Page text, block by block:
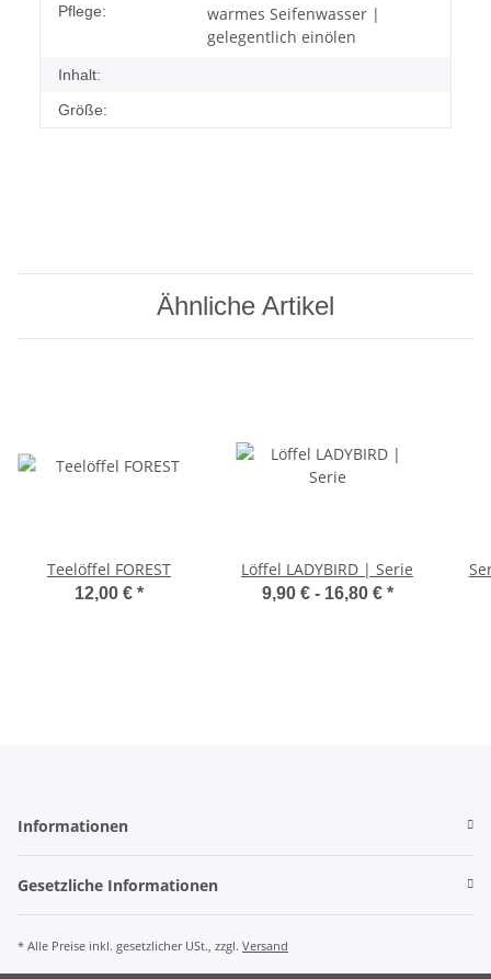
Pflege:
warmes Seifenwasser |
gelegentlich einölen
Inhalt:
Größe:
Ähnliche Artikel
Teelöffel FOREST
12,00 € *
Löffel LADYBIRD | Serie
9,90 € - 16,80 € *
Informationen
Gesetzliche Informationen
* Alle Preise inkl. gesetzlicher USt., zzgl. Versand